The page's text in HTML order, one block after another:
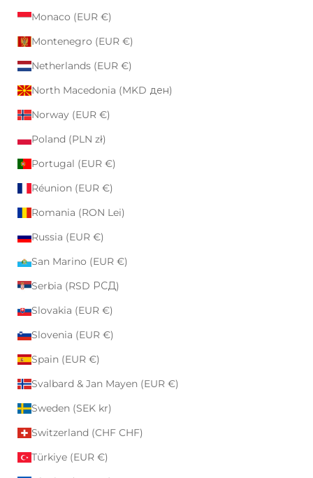
Monaco (EUR €)
Montenegro (EUR €)
Netherlands (EUR €)
North Macedonia (MKD ден)
Norway (EUR €)
Poland (PLN zł)
Portugal (EUR €)
Réunion (EUR €)
Romania (RON Lei)
Russia (EUR €)
San Marino (EUR €)
Serbia (RSD РСД)
Slovakia (EUR €)
Slovenia (EUR €)
Spain (EUR €)
Svalbard & Jan Mayen (EUR €)
Sweden (SEK kr)
Switzerland (CHF CHF)
Türkiye (EUR €)